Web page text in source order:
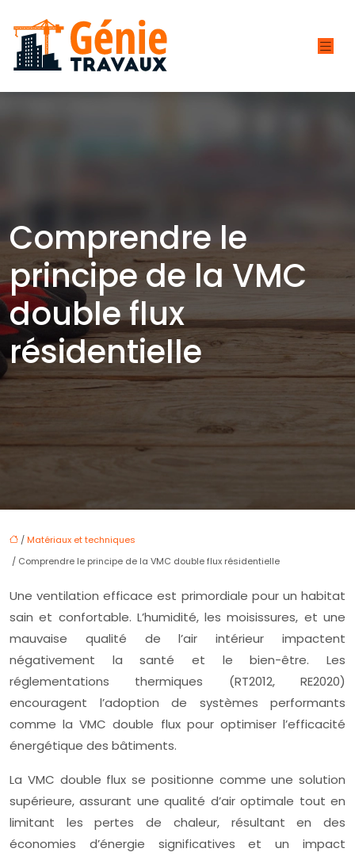
Comprendre le
principe de la VMC
double flux
résidentielle
/ Matériaux et techniques
/ Comprendre le principe de la VMC double flux résidentielle
Une ventilation efficace est primordiale pour un habitat
sain et confortable. L’humidité, les moisissures, et une
mauvaise qualité de l’air intérieur impactent
négativement la santé et le bien-être. Les
réglementations thermiques (RT2012, RE2020)
encouragent l’adoption de systèmes performants
comme la VMC double flux pour optimiser l’efficacité
énergétique des bâtiments.
La VMC double flux se positionne comme une solution
supérieure, assurant une qualité d’air optimale tout en
limitant les pertes de chaleur, résultant en des
économies d’énergie significatives et un impact